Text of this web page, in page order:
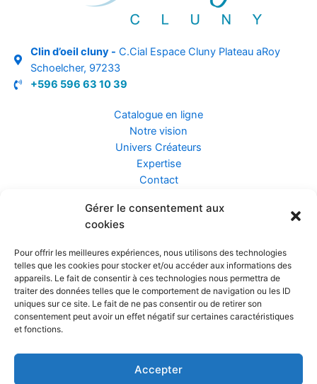
Gérer le consentement aux
cookies
Pour offrir les meilleures expériences, nous utilisons des technologies
telles que les cookies pour stocker et/ou accéder aux informations des
appareils. Le fait de consentir à ces technologies nous permettra de
traiter des données telles que le comportement de navigation ou les ID
uniques sur ce site. Le fait de ne pas consentir ou de retirer son
consentement peut avoir un effet négatif sur certaines caractéristiques
et fonctions.
Accepter
Clin d’oeil cluny - C.Cial Espace Cluny Plateau aRoy
Schoelcher, 97233
+596 596 63 10 39
Catalogue en ligne
Notre vision
Univers Créateurs
Expertise
Contact
Assurance ZEN
Confidentialité et Données
Conditions Générales de Vente